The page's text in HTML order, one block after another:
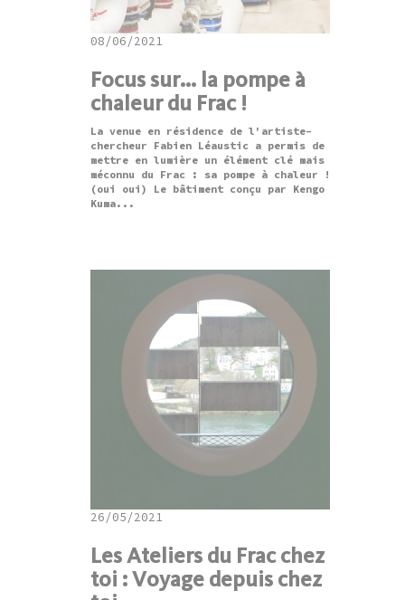
08/06/2021
Focus sur... la pompe à
chaleur du Frac !
La venue en résidence de l'artiste-
chercheur Fabien Léaustic a permis de
mettre en lumière un élément clé mais
méconnu du Frac : sa pompe à chaleur !
(oui oui) Le bâtiment conçu par Kengo
Kuma...
26/05/2021
Les Ateliers du Frac chez
toi : Voyage depuis chez